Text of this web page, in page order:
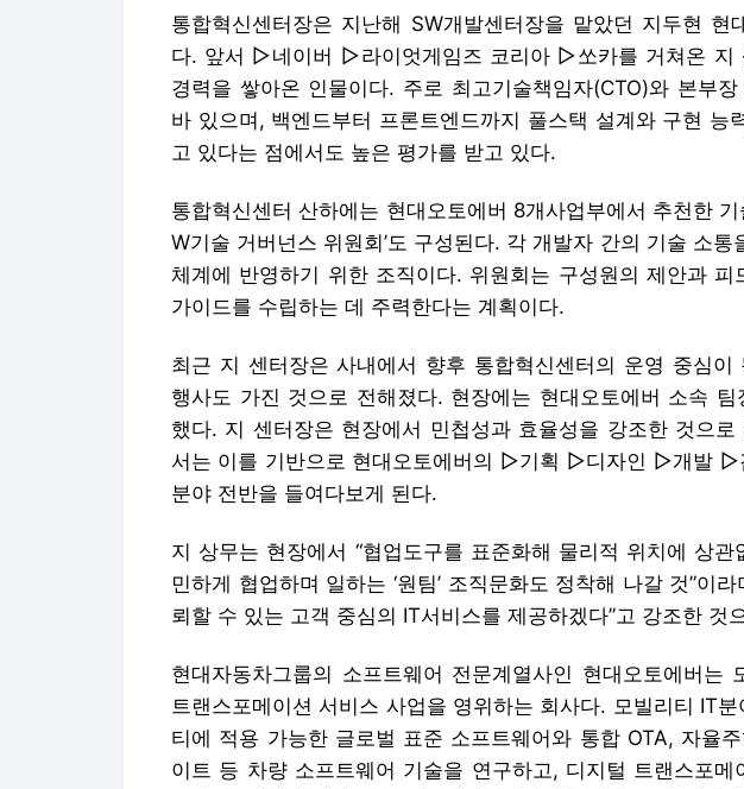
통합혁신센터장은 지난해 SW개발센터장을 맡았던 지두현 현
다. 앞서 ▷네이버 ▷라이엇게임즈 코리아 ▷쏘카를 거쳐온 지
경력을 쌓아온 인물이다. 주로 최고기술책임자(CTO)와 본부
바 있으며, 백엔드부터 프론트엔드까지 풀스택 설계와 구현 능
고 있다는 점에서도 높은 평가를 받고 있다.
통합혁신센터 산하에는 현대오토에버 8개사업부에서 추천한 기
W기술 거버넌스 위원회’도 구성된다. 각 개발자 간의 기술 소통
체계에 반영하기 위한 조직이다. 위원회는 구성원의 제안과
가이드를 수립하는 데 주력한다는 계획이다.
최근 지 센터장은 사내에서 향후 통합혁신센터의 운영 중심이
행사도 가진 것으로 전해졌다. 현장에는 현대오토에버 소속
했다. 지 센터장은 현장에서 민첩성과 효율성을 강조한 것으로
서는 이를 기반으로 현대오토에버의 ▷기획 ▷디자인 ▷개발
분야 전반을 들여다보게 된다.
지 상무는 현장에서 “협업도구를 표준화해 물리적 위치에 상관
민하게 협업하며 일하는 ‘원팀’ 조직문화도 정착해 나갈 것”이
뢰할 수 있는 고객 중심의 IT서비스를 제공하겠다”고 강조한 것
현대자동차그룹의 소프트웨어 전문계열사인 현대오토에버는
트랜스포메이션 서비스 사업을 영위하는 회사다. 모빌리티 IT
티에 적용 가능한 글로벌 표준 소프트웨어와 통합 OTA, 자율
이트 등 차량 소프트웨어 기술을 연구하고, 디지털 트랜스포메